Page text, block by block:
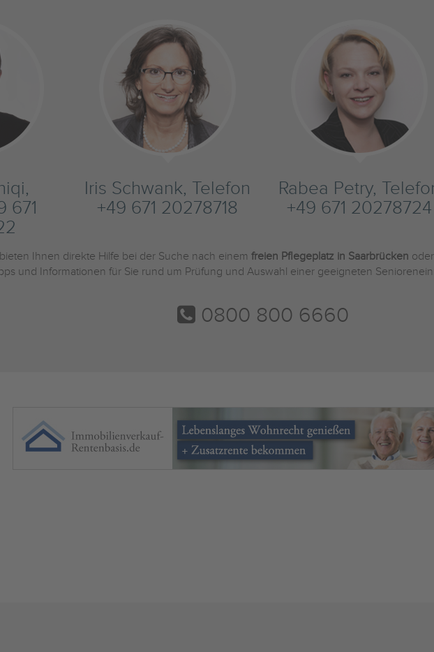
671
Iris Schwank, Telefon
+49 671 20278718
Rabea Petry,
+49 671 20278724
Ihnen direkte Hilfe bei der Suche nach einem freien Pflegeplatz in Saarbrücken
und Informationen für Sie rund um Prüfung und Auswahl einer geeigneten
0800 800 6660